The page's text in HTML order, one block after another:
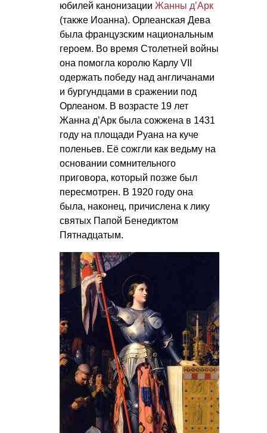
юбилей канонизации Жанны д’Арк
(также Иоанна). Орлеанская Дева
была французским национальным
героем. Во время Столетней войны
она помогла королю Карлу VII
одержать победу над англичанами
и бургундцами в сражении под
Орлеаном. В возрасте 19 лет
Жанна д’Арк была сожжена в 1431
году на площади Руана на куче
поленьев. Её сожгли как ведьму на
основании сомнительного
приговора, который позже был
пересмотрен. В 1920 году она
была, наконец, причислена к лику
святых Папой Бенедиктом
Пятнадцатым.